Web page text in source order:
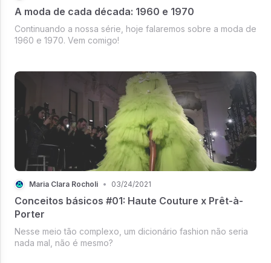
A moda de cada década: 1960 e 1970
Continuando a nossa série, hoje falaremos sobre a moda de
1960 e 1970. Vem comigo!
Maria Clara Rocholi • 03/24/2021
Conceitos básicos #01: Haute Couture x Prêt-à-
Porter
Nesse meio tão complexo, um dicionário fashion não seria
nada mal, não é mesmo?